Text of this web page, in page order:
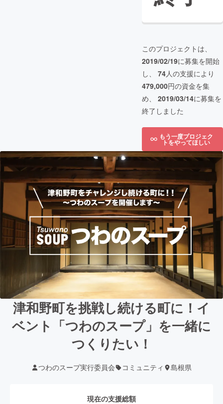
このプロジェクトは、
2019/02/19に募集を開始
し、 74人の支援により
479,000円の資金を集
め、 2019/03/14に募集を
終了しました
もう一度プロジェク
トをやってほしい
津和野町を挑戦し続ける町に！イ
ベント「つわのスープ」を一緒に
つくりたい！
つわのスープ実行委員会 コミュニティ 島根県
現在の支援総額